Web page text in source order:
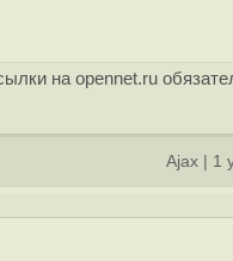
на opennet.ru
Ajax 1